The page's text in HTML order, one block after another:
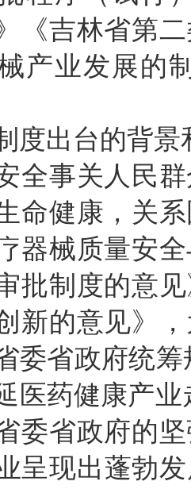
《吉林省第
产业发展的
出台的背景
事关人民群
命健康，关
器械质量安
批制度的意
新的意见》
委省政府统
医药健康产
委省政府的
呈现出蓬勃